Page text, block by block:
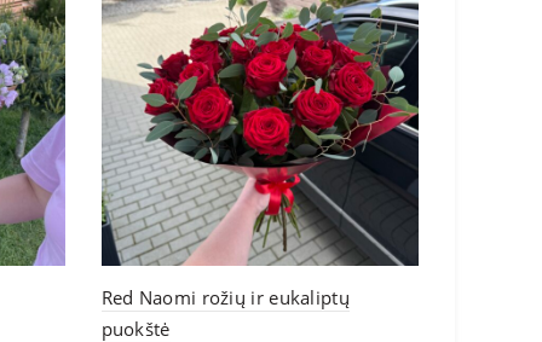
Red Naomi rožių ir eukaliptų
puokštė